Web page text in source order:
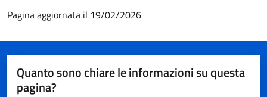
Pagina aggiornata il 19/02/2026
Quanto sono chiare le informazioni su questa
pagina?